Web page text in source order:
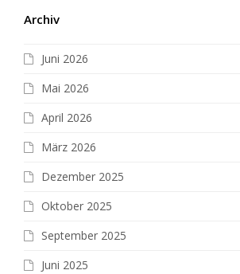
Archiv
Juni 2026
Mai 2026
April 2026
März 2026
Dezember 2025
Oktober 2025
September 2025
Juni 2025